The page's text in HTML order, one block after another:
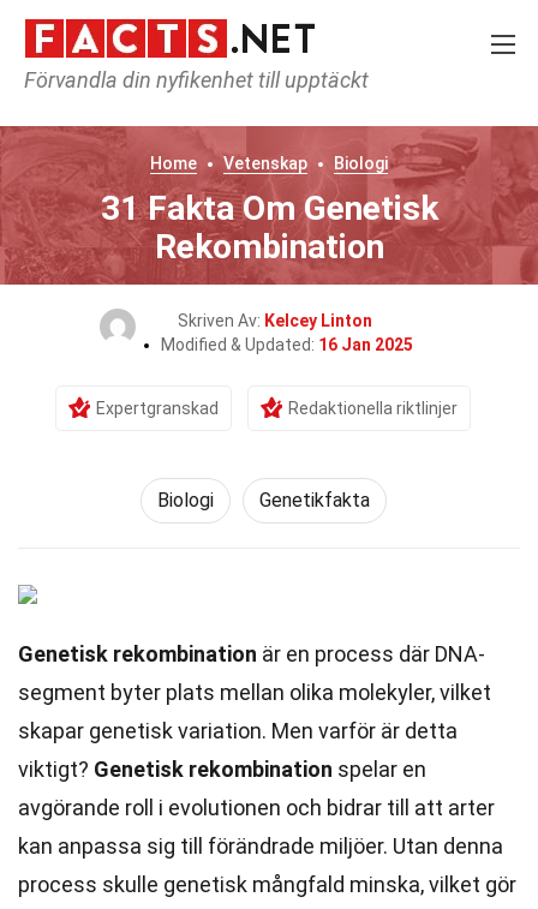
Förvandla din nyfikenhet till upptäckt
Home Vetenskap Biologi
31 Fakta Om Genetisk
Rekombination
Skriven Av: Kelcey Linton
Modified & Updated: 16 Jan 2025
Expertgranskad Redaktionella riktlinjer
Biologi Genetikfakta
Genetisk rekombination är en process där DNA-
segment byter plats mellan olika molekyler, vilket
skapar genetisk variation. Men varför är detta
viktigt? Genetisk rekombination spelar en
avgörande roll i evolutionen och bidrar till att arter
kan anpassa sig till förändrade miljöer. Utan denna
process skulle genetisk mångfald minska, vilket gör